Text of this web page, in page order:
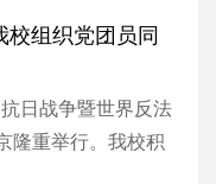
组织党团员同
日战争暨世界反法
隆重举行。我校积